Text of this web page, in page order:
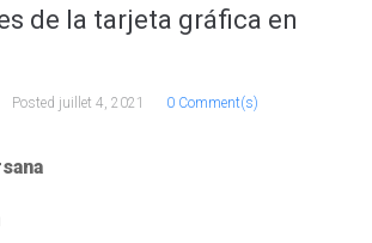
de la tarjeta gráfica en
Posted juillet 4, 2021 0 Comment(s)